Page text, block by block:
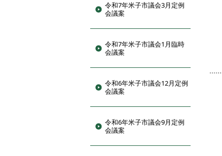
令和7年米子市議会3月定例
会議案
令和7年米子市議会1月臨時
会議案
令和6年米子市議会12月定例
会議案
令和6年米子市議会9月定例
会議案